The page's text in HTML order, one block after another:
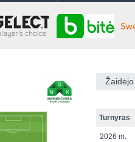
Turnyras
2026 m.